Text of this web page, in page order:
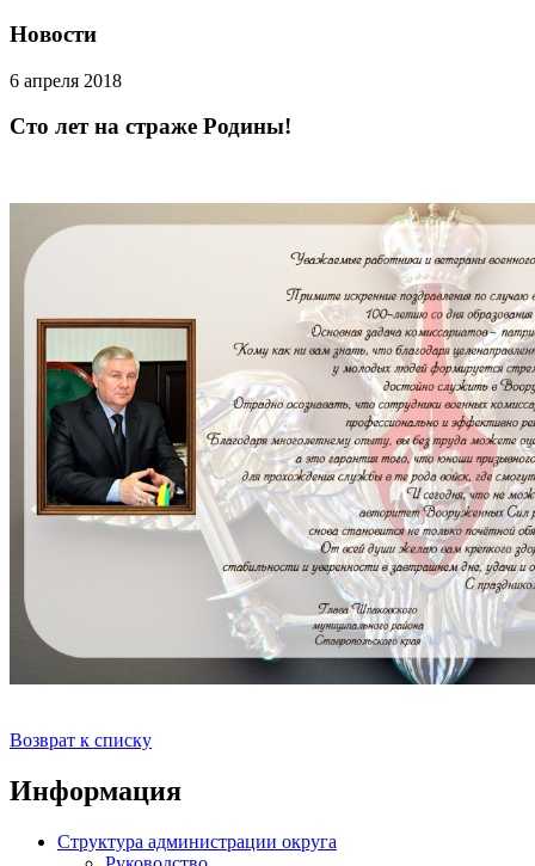
Новости
6 апреля 2018
Сто лет на страже Родины!
Возврат к списку
Информация
Структура администрации округа